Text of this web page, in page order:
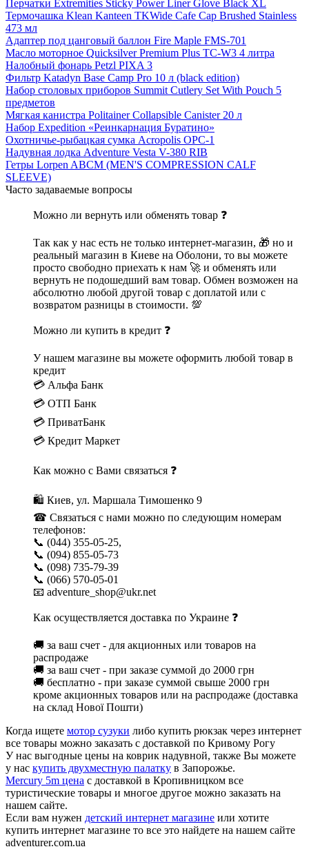
Перчатки Extremities Sticky Power Liner Glove Black XL
Термочашка Klean Kanteen TKWide Cafe Cap Brushed Stainless
473 мл
Адаптер под цанговый баллон Fire Maple FMS-701
Масло моторное Quicksilver Premium Plus TC-W3 4 литра
Налобный фонарь Petzl PIXA 3
Фильтр Katadyn Base Camp Pro 10 л (black edition)
Набор столовых приборов Summit Cutlery Set With Pouch 5
предметов
Мягкая канистра Politainer Collapsible Canister 20 л
Набор Expedition «Реинкарнация Буратино»
Охотничье-рыбацкая сумка Acropolis ОРС-1
Надувная лодка Adventure Vesta V-380 RIB
Гетры Lorpen ABCM (MEN'S COMPRESSION CALF
SLEEVE)
Часто задаваемые вопросы
Можно ли вернуть или обменять товар ❓
Так как у нас есть не только интернет-магазин, 🎁 но и
реальный магазин в Киеве на Оболони, то вы можете
просто свободно приехать к нам 🚀 и обменять или
вернуть не подошедший вам товар. Обмен возможен на
абсолютно любой другой товар с доплатой или с
возвратом разницы в стоимости. 💯
Можно ли купить в кредит ❓
У нашем магазине вы можете оформить любой товар в
кредит
💳 Альфа Банк
💳 ОТП Банк
💳 ПриватБанк
💳 Кредит Маркет
Как можно с Вами связаться ❓
🛍 Киев, ул. Маршала Тимошенко 9
☎ Связаться с нами можно по следующим номерам
телефонов:
📞 (044) 355-05-25,
📞 (094) 855-05-73
📞 (098) 735-79-39
📞 (066) 570-05-01
📧 adventure_shop@ukr.net
Как осуществляется доставка по Украине ❓
🚚 за ваш счет - для акционных или товаров на
распродаже
🚚 за ваш счет - при заказе суммой до 2000 грн
🚚 бесплатно - при заказе суммой свыше 2000 грн
кроме акционных товаров или на распродаже (доставка
на склад Нової Пошти)
Когда ищете мотор сузуки либо купить рюкзак через интернет
все товары можно заказать с доставкой по Кривому Рогу
У нас выгодные цены на коврик надувной, также Вы можете
у нас купить двухместную палатку в Запорожье.
Mercury 5m цена с доставкой в Кропивницком все
туристические товары и многое другое можно заказать на
нашем сайте.
Если вам нужен детский интернет магазине или хотите
купить интернет магазине то все это найдете на нашем сайте
adventurer.com.ua